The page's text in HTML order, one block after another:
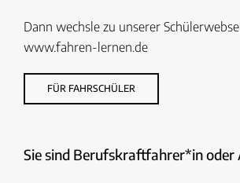
Dann wechsle zu unserer
www.fahren-lernen.de
FÜR FAHRSCHÜLER
Sie sind Berufskraftfahrer*in oder